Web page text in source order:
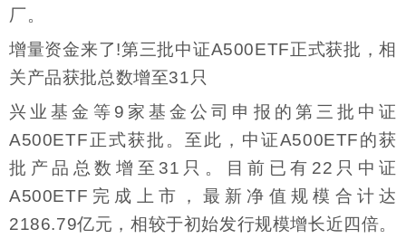
厂。
增量资金来了!第三批中证A500ETF正式获批，相
关产品获批总数增至31只
兴业基金等9家基金公司申报的第三批中证
A500ETF正式获批。至此，中证A500ETF的获
批产品总数增至31只。目前已有22只中证
A500ETF完成上市，最新净值规模合计达
2186.79亿元，相较于初始发行规模增长近四倍。